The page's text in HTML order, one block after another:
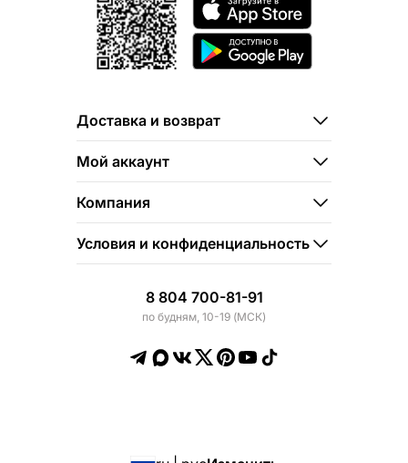
Доставка и возврат
Мой аккаунт
Компания
Условия и конфиденциальность
8 804 700-81-91
по будням, 10-19 (МСК)